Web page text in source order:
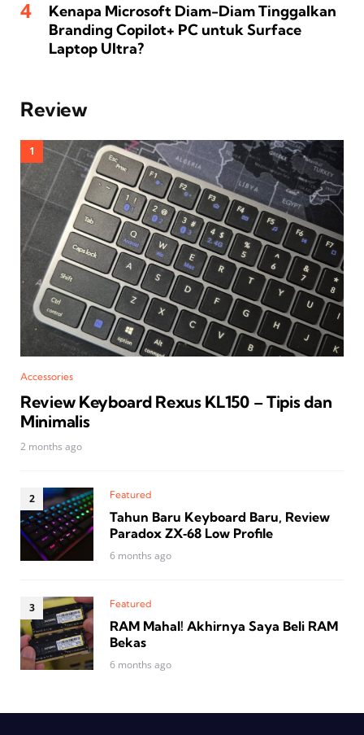
Kenapa Microsoft Diam-Diam Tinggalkan
Branding Copilot+ PC untuk Surface
Laptop Ultra?
Review
Accessories
Review Keyboard Rexus KL150 – Tipis dan
Minimalis
2 months ago
Featured
Tahun Baru Keyboard Baru, Review
Paradox ZX‑68 Low Profile
6 months ago
Featured
RAM Mahal! Akhirnya Saya Beli RAM
Bekas
6 months ago